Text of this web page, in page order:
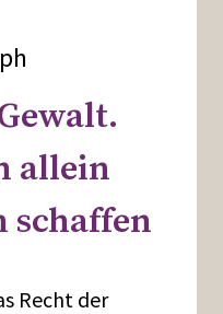
allein
schaffen
Recht der